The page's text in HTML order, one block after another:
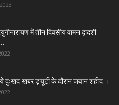
में तीन दिवसीय वामन द्वादशी
दुःखद खबर ड्यूटी के दौरान जवान शहीद ।